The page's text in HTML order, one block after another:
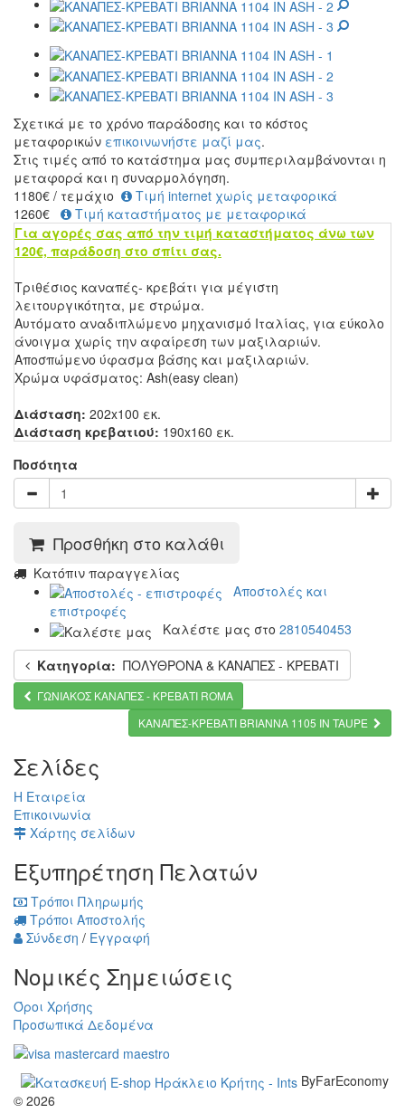
Σχετικά με το χρόνο παράδοσης και το κόστος
μεταφορικών επικοινωνήστε μαζί μας.
Στις τιμές από το κατάστημα μας συμπεριλαμβάνονται η
μεταφορά και η συναρμολόγηση.
1180€ / τεμάχιο
Τιμή internet χωρίς μεταφορικά
1260€
Τιμή καταστήματος με μεταφορικά
Για αγορές σας από την τιμή καταστήματος άνω των
120€, παράδοση στο σπίτι σας.
Τριθέσιος καναπές- κρεβάτι για μέγιστη
λειτουργικότητα, με στρώμα.
Αυτόματο αναδιπλώμενο μηχανισμό Ιταλίας, για εύκολο
άνοιγμα χωρίς την αφαίρεση των μαξιλαριών.
Aποσπώμενο ύφασμα βάσης και μαξιλαριών.
Χρώμα υφάσματος: Ash(easy clean)
Διάσταση: 202x100 εκ.
Διάσταση κρεβατιού: 190x160 εκ.
Ποσότητα
Προσθήκη στο καλάθι
Kατόπιν παραγγελίας
Αποστολές και
επιστροφές
Καλέστε μας στο 2810540453
Κατηγορία: ΠΟΛΥΘΡΟΝΑ & ΚΑΝΑΠΕΣ - ΚΡΕΒΑΤΙ
ΓΩΝΙΑΚΟΣ ΚΑΝΑΠΕΣ - ΚΡΕΒΑΤΙ ROMA
ΚΑΝΑΠΕΣ-ΚΡΕΒΑΤΙ BRIANNA 1105 IN TAUPE
Σελίδες
Η Εταιρεία
Επικοινωνία
Χάρτης σελίδων
Εξυπηρέτηση Πελατών
Τρόποι Πληρωμής
Τρόποι Αποστολής
Σύνδεση / Εγγραφή
Νομικές Σημειώσεις
Όροι Χρήσης
Προσωπικά Δεδομένα
ByFarEconomy
© 2026